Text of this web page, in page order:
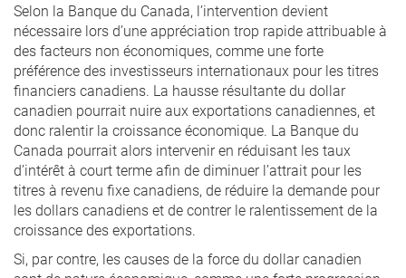
Selon la Banque du Canada, l’intervention devient
nécessaire lors d’une appréciation trop rapide attribuable à
des facteurs non économiques, comme une forte
préférence des investisseurs internationaux pour les titres
financiers canadiens. La hausse résultante du dollar
canadien pourrait nuire aux exportations canadiennes, et
donc ralentir la croissance économique. La Banque du
Canada pourrait alors intervenir en réduisant les taux
d’intérêt à court terme afin de diminuer l’attrait pour les
titres à revenu fixe canadiens, de réduire la demande pour
les dollars canadiens et de contrer le ralentissement de la
croissance des exportations.
Si, par contre, les causes de la force du dollar canadien